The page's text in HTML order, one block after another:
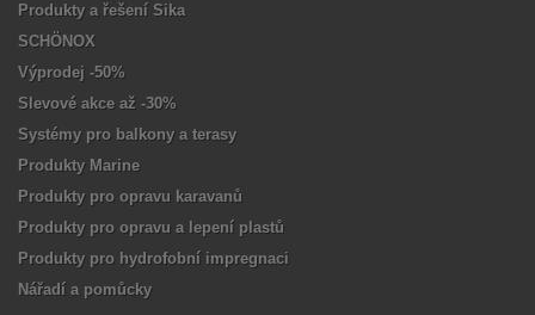
Produkty a řešení Sika
SCHÖNOX
Výprodej -50%
Slevové akce až -30%
Systémy pro balkony a terasy
Produkty Marine
Produkty pro opravu karavanů
Produkty pro opravu a lepení plastů
Produkty pro hydrofobní impregnaci
Nářadí a pomůcky